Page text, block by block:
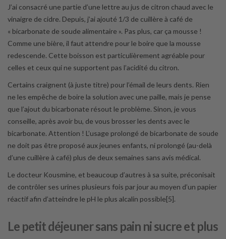
J’ai consacré une partie d’une lettre au jus de citron chaud avec le
vinaigre de cidre. Depuis, j’ai ajouté 1/3 de cuillère à café de
« bicarbonate de soude alimentaire ». Pas plus, car ça mousse !
Comme une bière, il faut attendre pour le boire que la mousse
redescende. Cette boisson est particulièrement agréable pour
celles et ceux qui ne supportent pas l’acidité du citron.
Certains craignent (à juste titre) pour l’émail de leurs dents. Rien
ne les empêche de boire la solution avec une paille, mais je pense
que l’ajout du bicarbonate résout le problème. Sinon, je vous
conseille, après avoir bu, de vous brosser les dents avec le
bicarbonate. Attention ! L’usage prolongé de bicarbonate de soude
ne doit pas être proposé aux jeunes enfants, ni prolongé (au-delà
d’une cuillère à café) plus de deux semaines sans avis médical.
Le docteur Kousmine, et beaucoup d’autres à sa suite, préconisait
de contrôler ses urines plusieurs fois par jour au moyen d’un papier
réactif afin d’atteindre le pH le plus alcalin possible[5].
Le petit déjeuner sans pain ni sucre et plus